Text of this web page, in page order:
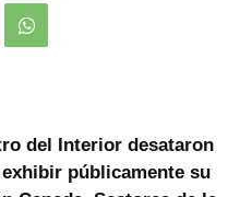
del Interior desataron
públicamente su